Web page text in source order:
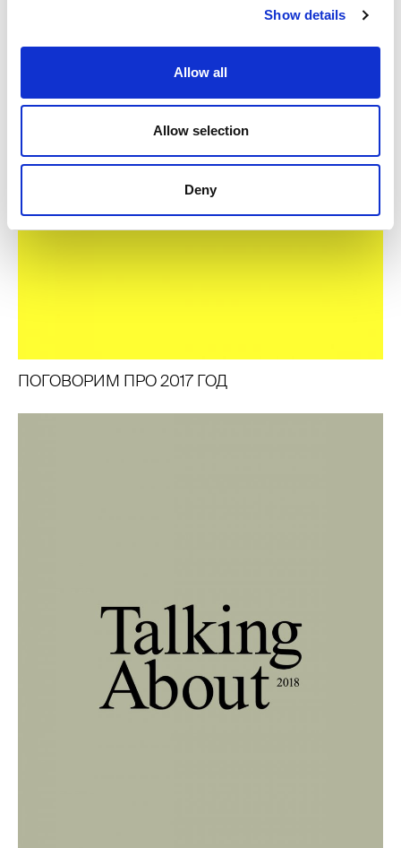
Show details
Allow all
Allow selection
Deny
ПОГОВОРИМ ПРО 2017 ГОД